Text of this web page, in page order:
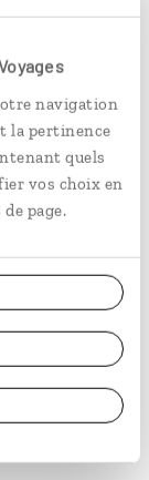
navigation
la pertinence
quels
vos choix en
page.
et
à